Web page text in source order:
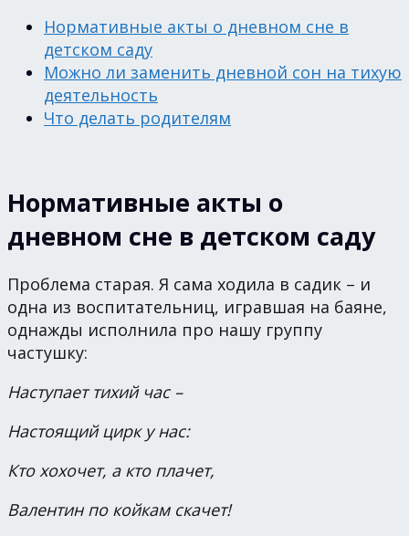
Нормативные акты о дневном сне в
детском саду
Можно ли заменить дневной сон на тихую
деятельность
Что делать родителям
Нормативные акты о
дневном сне в детском саду
Проблема старая. Я сама ходила в садик – и
одна из воспитательниц, игравшая на баяне,
однажды исполнила про нашу группу
частушку:
Наступает тихий час –
Настоящий цирк у нас:
Кто хохочет, а кто плачет,
Валентин по койкам скачет!